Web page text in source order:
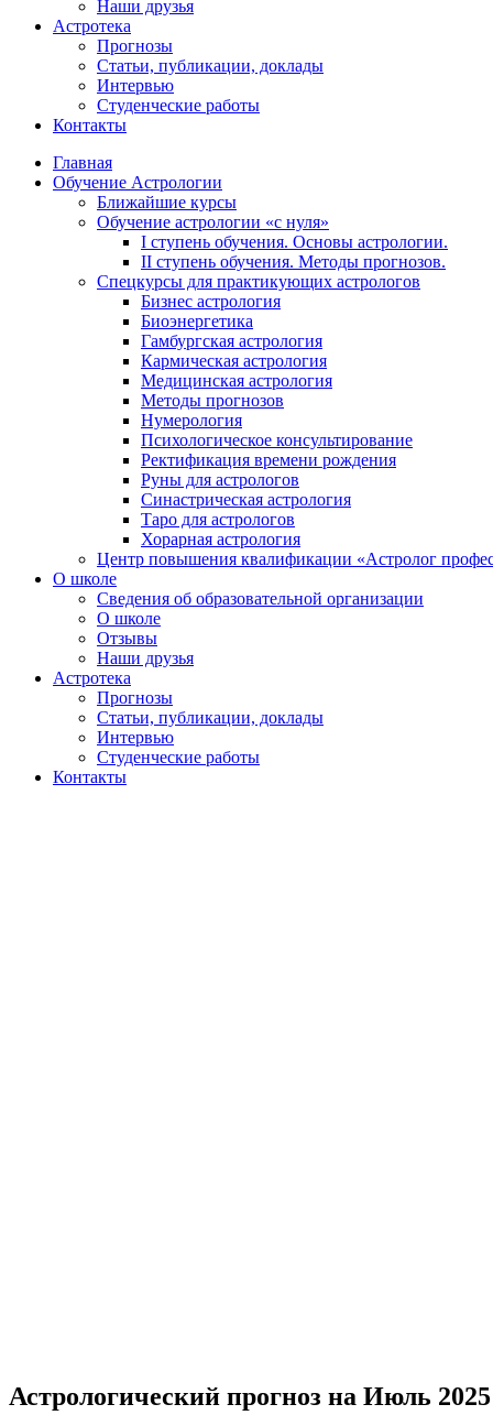
Наши друзья
Астротека
Прогнозы
Статьи, публикации, доклады
Интервью
Студенческие работы
Контакты
Главная
Обучение Астрологии
Ближайшие курсы
Обучение астрологии «с нуля»
I ступень обучения. Основы астрологии.
II ступень обучения. Методы прогнозов.
Спецкурсы для практикующих астрологов
Бизнес астрология
Биоэнергетика
Гамбургская астрология
Кармическая астрология
Медицинская астрология
Методы прогнозов
Нумерология
Психологическое консультирование
Ректификация времени рождения
Руны для астрологов
Синастрическая астрология
Таро для астрологов
Хорарная астрология
Центр повышения квалификации «Астролог
О школе
Сведения об образовательной организации
О школе
Отзывы
Наши друзья
Астротека
Прогнозы
Статьи, публикации, доклады
Интервью
Студенческие работы
Контакты
Астрологический прогноз на Июль 2025